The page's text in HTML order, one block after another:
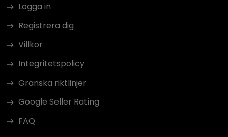
Logga in
Registrera dig
Villkor
Integritetspolicy
Granska riktlinjer
Google Seller Rating
FAQ